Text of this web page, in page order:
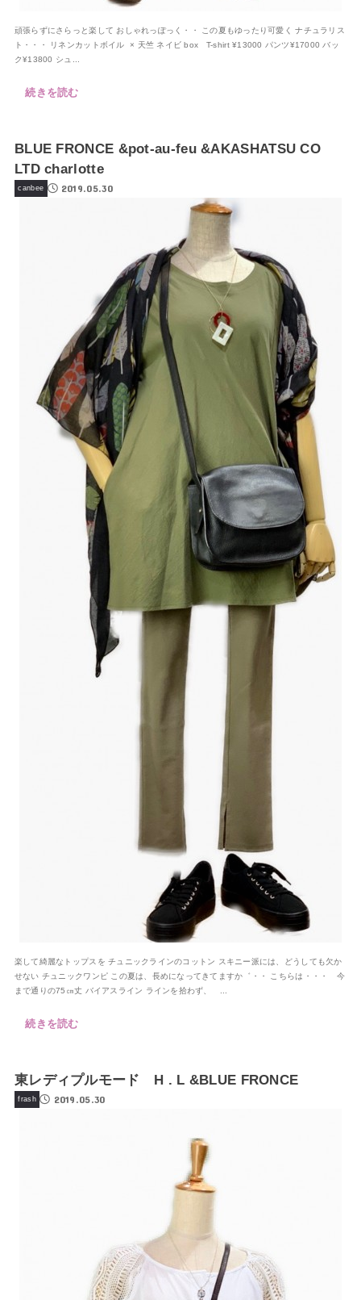
頑張らずにさらっと楽して おしゃれっぽっく・・ この夏もゆったり可愛く ナチュラリス
ト・・・ リネンカットボイル × 天竺 ネイビ box T-shirt ¥13000 パンツ¥17000 バッ
ク¥13800 シュ...
続きを読む
BLUE FRONCE &pot-au-feu &AKASHATSU CO
LTD charlotte
canbee 2019.05.30
楽して綺麗なトップスを チュニックラインのコットン スキニー派には、どうしても欠か
せない チュニックワンピ この夏は、長めになってきてますか゛・・ こちらは・・・ 今
まで通りの75㎝丈 バイアスライン ラインを拾わず、 ...
続きを読む
東レディプルモード H . L &BLUE FRONCE
frash 2019.05.30